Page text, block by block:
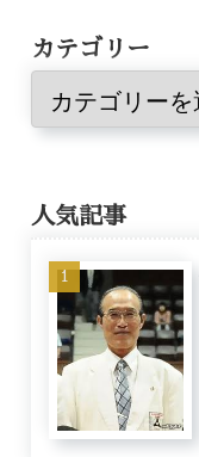
カテゴリー
人気記事